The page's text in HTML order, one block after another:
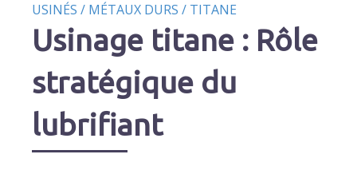
USINÉS / MÉTAUX DURS / TITANE
Usinage titane : Rôle
stratégique du
lubrifiant